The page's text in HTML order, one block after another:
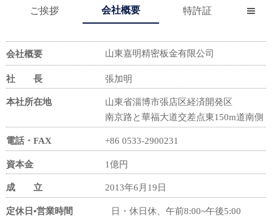
ご挨拶 会社概要 特許証 
会社概要 山東嘉明精密板金有限公司
社 長 張加明
本社所在地
山東省淄博市張店区経済開発区
南京路と華福大道交差点東150m道南側
電話・FAX +86 0533-2900231
資本金 1億円
成 立 2013年6月19日
定休日•営業時間 日・休日休、午前8:00~午後5:00